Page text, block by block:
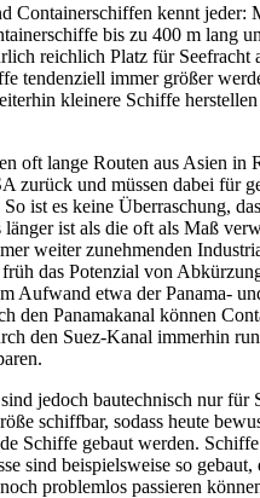
Containerschiffen kennt jeder:
bis zu 400 m lang
reichlich Platz für Seefracht
tendenziell immer größer
kleinere Schiffe herstellen
oft lange Routen aus Asien in
zurück und müssen dabei für
ist es keine Überraschung,
länger ist als die oft als Maß
weiter zunehmenden
das Potenzial von
Aufwand etwa der Panama-
den Panamakanal können
den Suez-Kanal immerhin
jedoch bautechnisch nur für
schiffbar, sodass heute
Schiffe gebaut werden.
sind beispielsweise so gebaut,
problemlos passieren